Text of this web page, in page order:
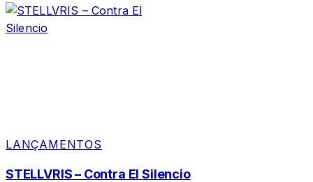
LANÇAMENTOS
STELLVRIS – Contra El Silencio